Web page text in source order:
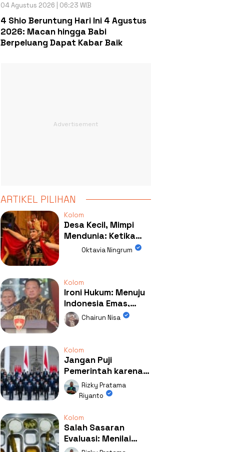
04 Agustus 2026 | 06:23 WIB
4 Shio Beruntung Hari Ini 4 Agustus
2026: Macan hingga Babi
Berpeluang Dapat Kabar Baik
ARTIKEL PILIHAN
Kolom
Desa Kecil, Mimpi
Mendunia: Ketika
Kolaborasi
Oktavia Ningrum
Kolom
Ironi Hukum: Menuju
Indonesia Emas,
Ternyata Emasnya
Ada di Rumah Febrie!
Chairun Nisa
Kolom
Jangan Puji
Pemerintah karena
Kerja: Mengapa
Publik Begitu Mudah
Rizky Pratama
Riyanto
Kolom
Salah Sasaran
Evaluasi: Menilai
Program MBG Lewat